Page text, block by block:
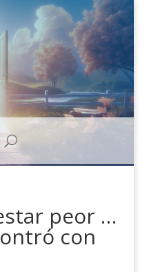
peor …
con